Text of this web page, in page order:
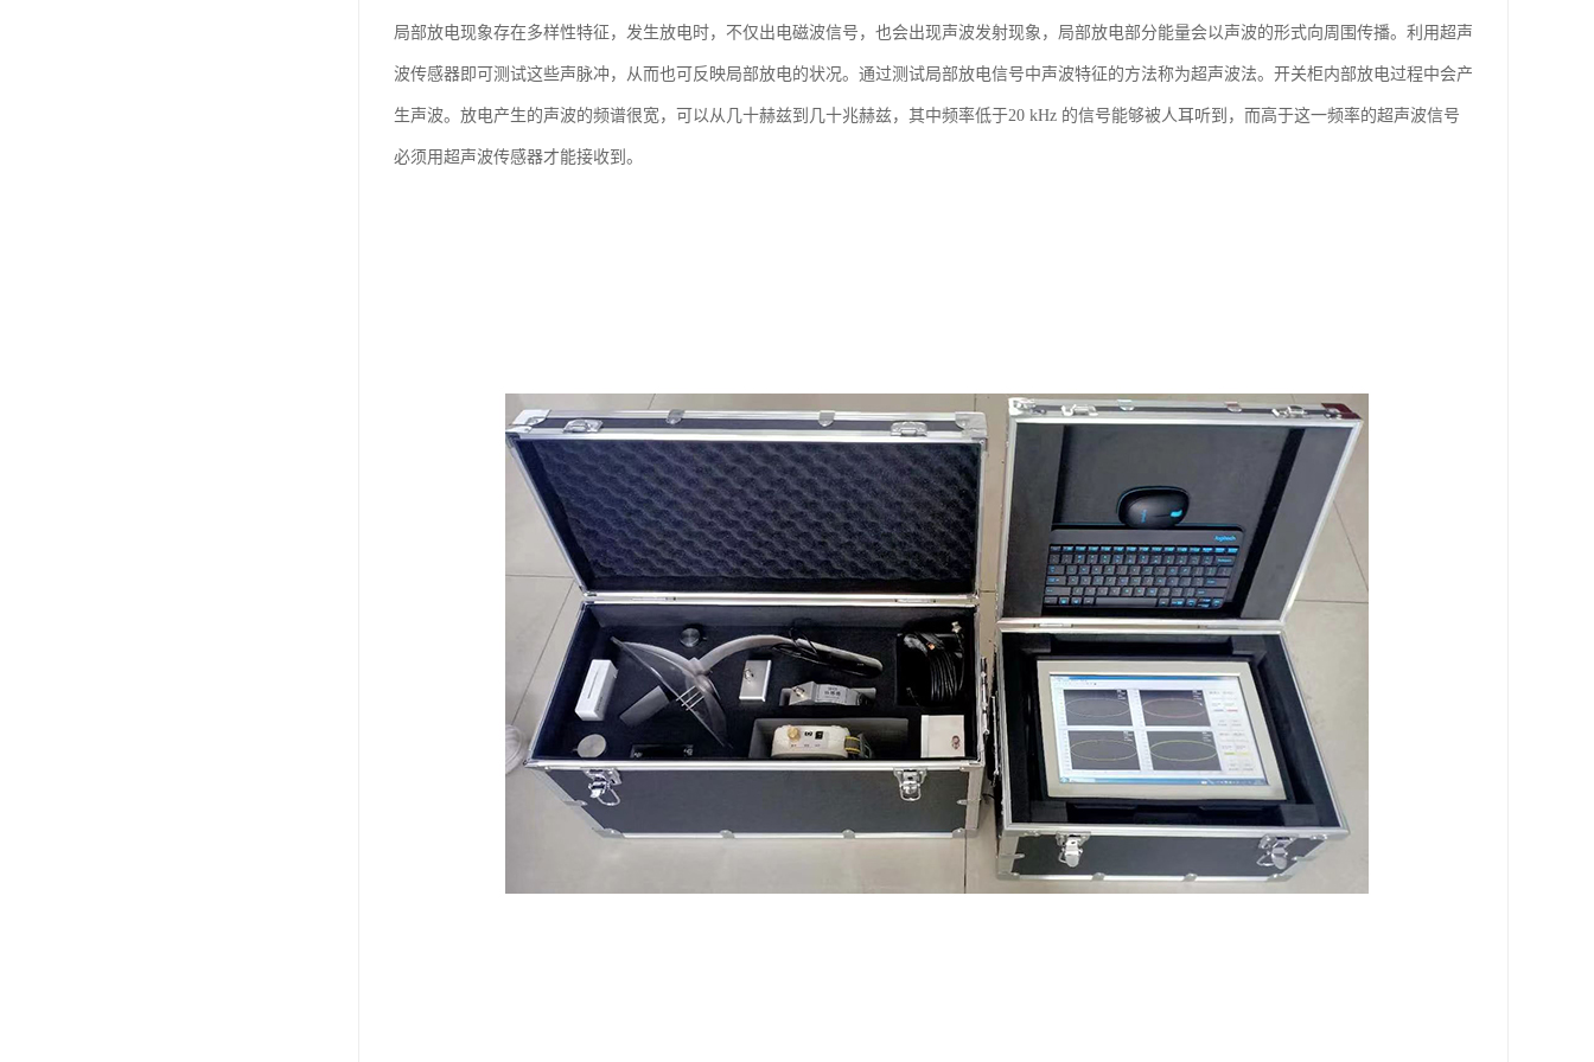
局部放电现象存在多样性特征，发生放电时，不仅出电磁波信号，也会出现声波发射现象，局部放电部分能量会以声波的形式向周围传播。利用超声
波传感器即可测试这些声脉冲，从而也可反映局部放电的状况。通过测试局部放电信号中声波特征的方法称为超声波法。开关柜内部放电过程中会产
生声波。放电产生的声波的频谱很宽，可以从几十赫兹到几十兆赫兹，其中频率低于20 kHz 的信号能够被人耳听到，而高于这一频率的超声波信号
必须用超声波传感器才能接收到。